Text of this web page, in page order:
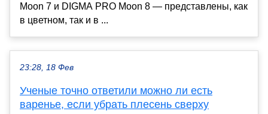
Moon 7 и DIGMA PRO Moon 8 — представлены, как
в цветном, так и в ...
23:28, 18 Фев
Ученые точно ответили можно ли есть
варенье, если убрать плесень сверху